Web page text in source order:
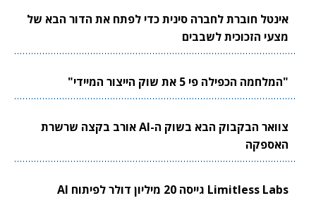
אינטל חוברת לחברה סינית כדי לפתח את הדור הבא של
מצעי הזכוכית לשבבים
"המלחמה הכפילה פי 5 את שוק הייצור המיידי"
צוואר הבקבוק הבא בשוק ה-AI אורב בקצה שרשרת
האספקה
Limitless Labs גייסה 20 מיליון דולר לפיתוח AI